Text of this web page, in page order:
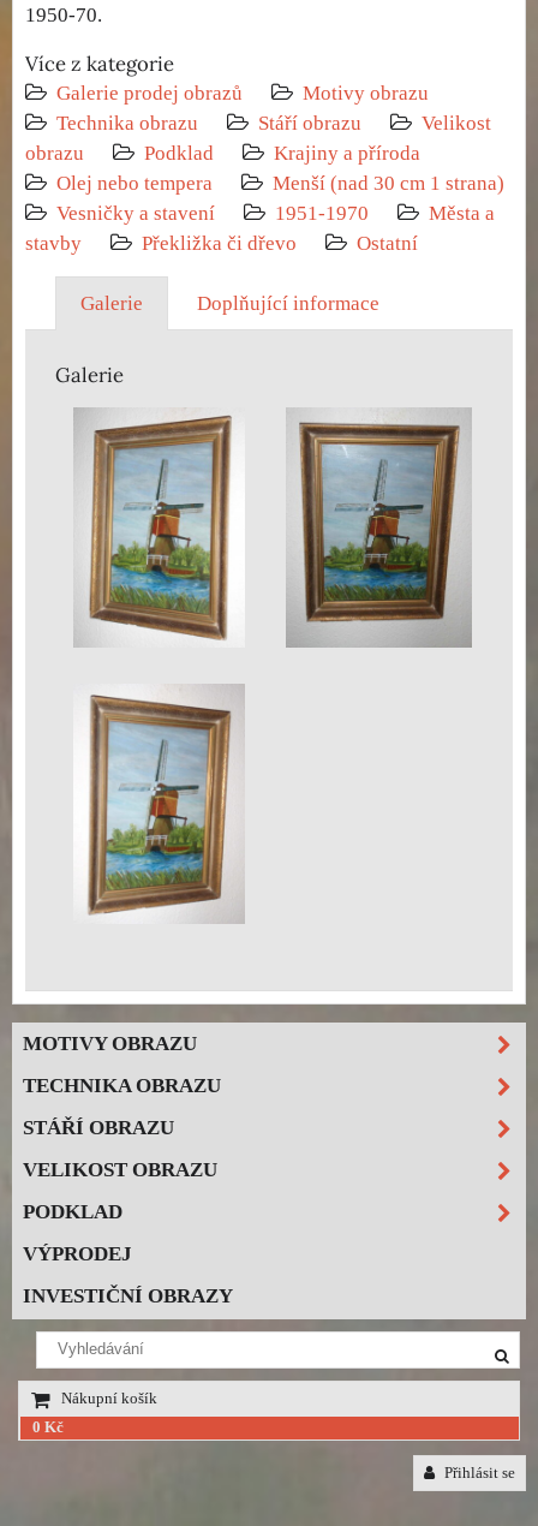
1950-70.
Více z kategorie
Galerie prodej obrazů
Motivy obrazu
Technika obrazu
Stáří obrazu
Velikost
obrazu
Podklad
Krajiny a příroda
Olej nebo tempera
Menší (nad 30 cm 1 strana)
Vesničky a stavení
1951-1970
Města a
stavby
Překližka či dřevo Ostatní
Galerie Doplňující informace
Galerie
MOTIVY OBRAZU
TECHNIKA OBRAZU
STÁŘÍ OBRAZU
VELIKOST OBRAZU
PODKLAD
VÝPRODEJ
INVESTIČNÍ OBRAZY
Nákupní košík
0 Kč
Přihlásit se